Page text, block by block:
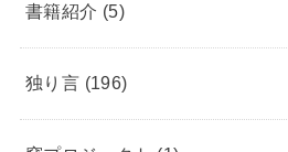
書籍紹介 (5)
独り言 (196)